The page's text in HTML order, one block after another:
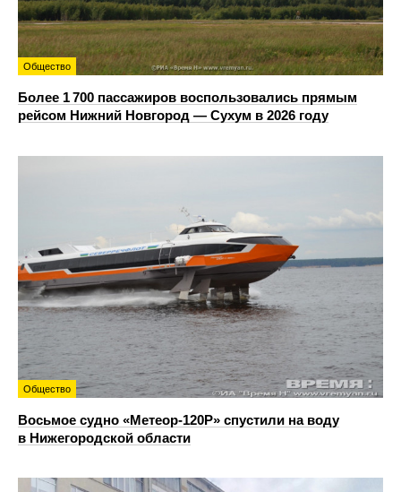
Общество
Более 1 700 пассажиров воспользовались прямым
рейсом Нижний Новгород — Сухум в 2026 году
Общество
Восьмое судно «Метеор-120Р» спустили на воду
в Нижегородской области